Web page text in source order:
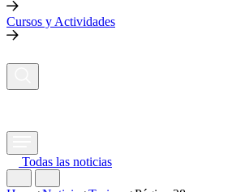
Cursos y Actividades
Todas las noticias